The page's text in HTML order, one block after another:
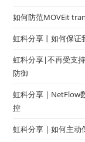
如何防范MOVEit
虹科分享丨如何保
虹科分享|不再受支
防御
虹科分享 | NetFlow
控
虹科分享 | 如何主动